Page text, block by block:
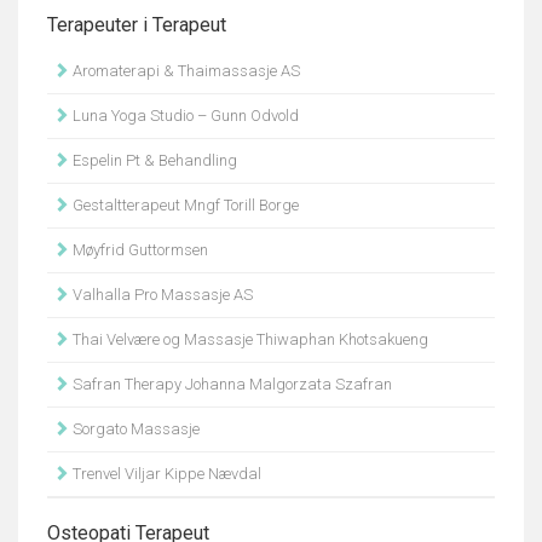
Terapeuter i Terapeut
Aromaterapi & Thaimassasje AS
Luna Yoga Studio – Gunn Odvold
Espelin Pt & Behandling
Gestaltterapeut Mngf Torill Borge
Møyfrid Guttormsen
Valhalla Pro Massasje AS
Thai Velvære og Massasje Thiwaphan Khotsakueng
Safran Therapy Johanna Malgorzata Szafran
Sorgato Massasje
Trenvel Viljar Kippe Nævdal
Osteopati Terapeut